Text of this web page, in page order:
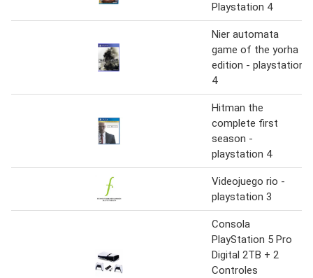
Playstation 4
Nier automata
game of the yorha
edition - playstation
4
Hitman the
complete first
season -
playstation 4
Videojuego rio -
playstation 3
Consola
PlayStation 5 Pro
Digital 2TB + 2
Controles